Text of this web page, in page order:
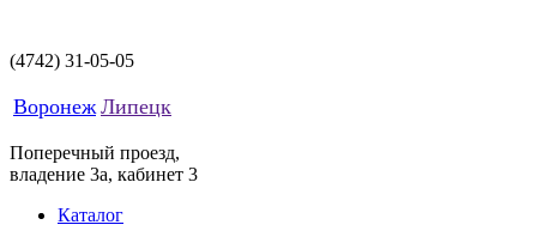
(4742) 31-05-05
Воронеж Липецк
Поперечный проезд,
владение 3а, кабинет 3
Каталог